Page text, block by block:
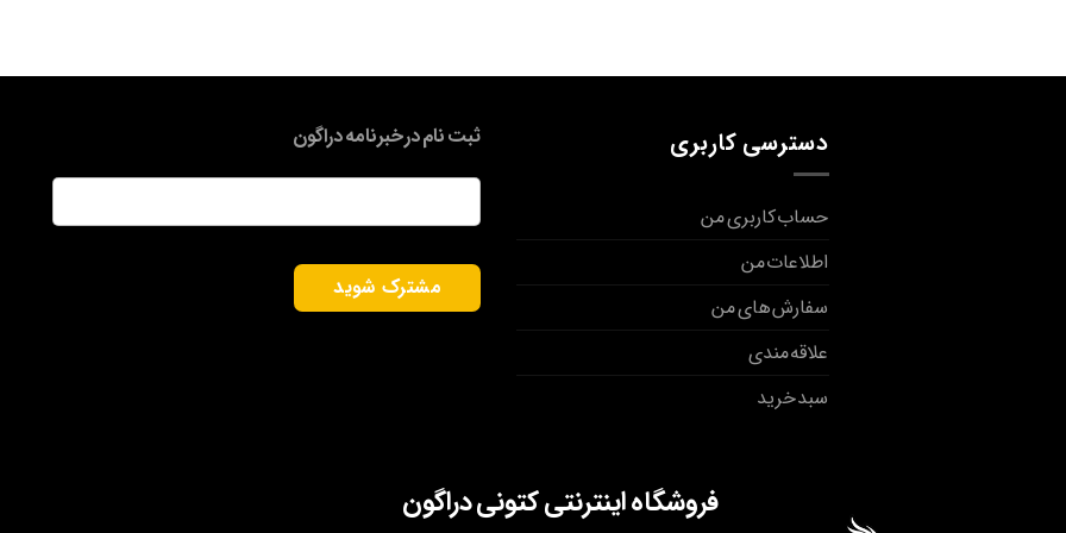
دسترسی کاربری
حساب کاربری من
اطلاعات من
سفارش های من
علاقه مندی
سبد خرید
ثبت نام در خبرنامه دراگون
ایمیل*
فروشگاه اینترنتی کتونی دراگون